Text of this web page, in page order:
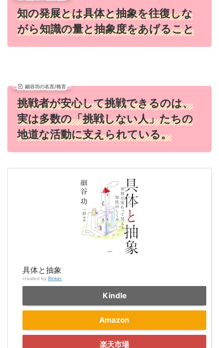
知の発展とは具体と抽象を往復しな
がら知識の量と抽象度をあげること
細谷功の名言/格言
挑戦者が安心して挑戦できるのは、
実は多数の「挑戦しない人」たちの
地道な活動に支えられている。
具体と抽象
created by Rinker
Kindle
Amazon
楽天市場